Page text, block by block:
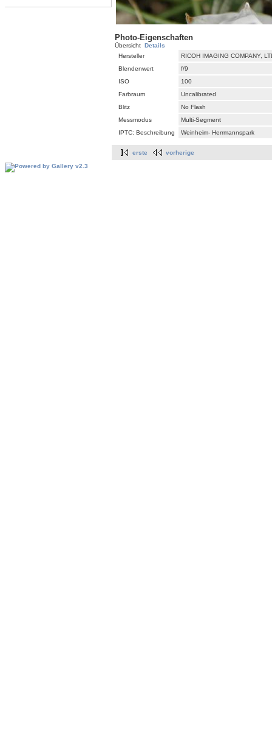
Photo-Eigenschaften
Übersicht Details
Hersteller
RICOH IMAGING COMPANY,
Blendenwert
f/9
ISO
100
Farbraum
Uncalibrated
Blitz
No Flash
Messmodus
Multi-Segment
IPTC: Beschreibung
Weinheim- Herrmannspark
erste vorherige